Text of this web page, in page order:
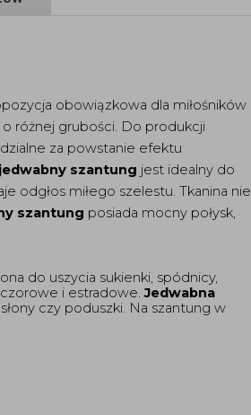
obowiązkowa dla miłośników
za powstanie efektu
jedwabny szantung jest idealny do
odgłos miłego szelestu. Tkanina nie
szantung posiada mocny połysk,
do uszycia sukienki, spódnicy,
i estradowe. Jedwabna
czy poduszki. Na szantung w